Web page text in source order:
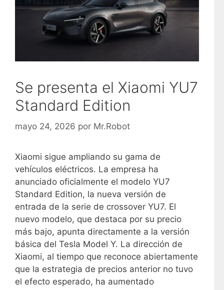
Se presenta el Xiaomi YU7
Standard Edition
mayo 24, 2026 por Mr.Robot
Xiaomi sigue ampliando su gama de
vehículos eléctricos. La empresa ha
anunciado oficialmente el modelo YU7
Standard Edition, la nueva versión de
entrada de la serie de crossover YU7. El
nuevo modelo, que destaca por su precio
más bajo, apunta directamente a la versión
básica del Tesla Model Y. La dirección de
Xiaomi, al tiempo que reconoce abiertamente
que la estrategia de precios anterior no tuvo
el efecto esperado, ha aumentado